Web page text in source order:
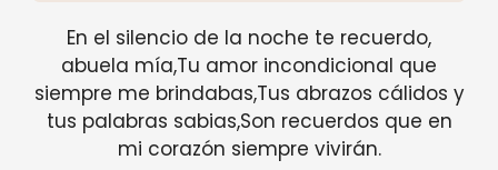
En el silencio de la noche te recuerdo,
abuela mía,Tu amor incondicional que
siempre me brindabas,Tus abrazos cálidos y
tus palabras sabias,Son recuerdos que en
mi corazón siempre vivirán.